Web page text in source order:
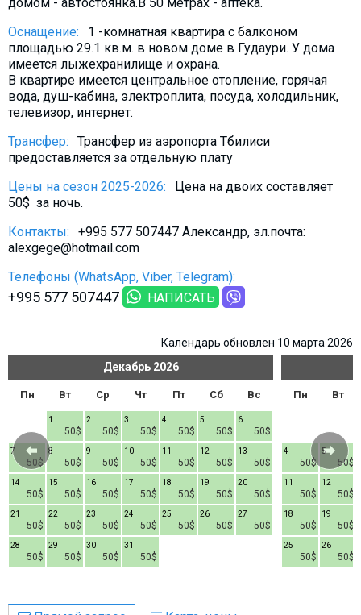
домом - автостоянка.В 50 метрах - аптека.
Оснащение:
1 -комнатная квартира с балконом
площадью 29.1 кв.м. в новом доме в Гудаури. У дома
имеется лыжехранилище и охрана.
В квартире имеется центральное отопление, горячая
вода, душ-кабина, электроплита, посуда, холодильник,
телевизор, интернет.
Трансфер:
Трансфер из аэропорта Тбилиси
предоставляется за отдельную плату
Цены на сезон 2025-2026:
Цена на двоих составляет
50$ за ночь.
Контакты:
+995 577 507447 Александр, эл.почта:
alexgege@hotmail.com
Телефоны (WhatsApp, Viber, Telegram):
+995 577 507447 НАПИСАТЬ
Календарь обновлен 10 марта 2026
Декабрь 2026
Пн Вт Ср Чт Пт Сб Вс
50$
1
50$
2
50$
3
50$
4
50$
5
50$
6
50$
7
50$
8
50$
9
50$
10
50$
11
50$
12
50$
13
50$
14
50$
15
50$
16
50$
17
50$
18
50$
19
50$
20
50$
21
50$
22
50$
23
50$
24
50$
25
50$
26
50$
27
50$
28
50$
29
50$
30
50$
31
Пн Вт
50$
4
50$
5
50$
11
50$
12
50$
18
50$
19
50$
25
50$
26
Что пить?
Деньги
Мобильная связь
Галерея
Безопасность